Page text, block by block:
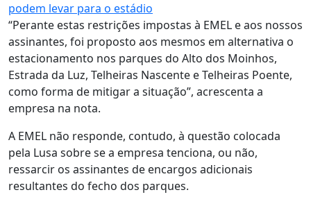
podem levar para o estádio
“Perante estas restrições impostas à EMEL e aos nossos
assinantes, foi proposto aos mesmos em alternativa o
estacionamento nos parques do Alto dos Moinhos,
Estrada da Luz, Telheiras Nascente e Telheiras Poente,
como forma de mitigar a situação”, acrescenta a
empresa na nota.
A EMEL não responde, contudo, à questão colocada
pela Lusa sobre se a empresa tenciona, ou não,
ressarcir os assinantes de encargos adicionais
resultantes do fecho dos parques.